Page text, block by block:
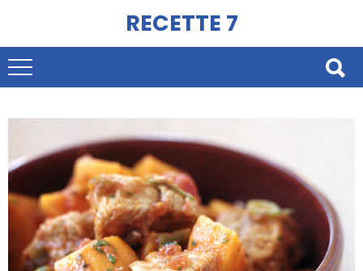
RECETTE 7